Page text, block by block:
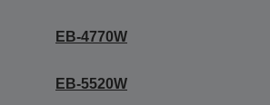
EB-4770W
EB-5520W